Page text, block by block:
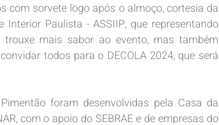
com sorvete logo após o almoço, cortesia da
Paulista - ASSIIP, que representando
mais sabor ao evento, mas também
todos para o DECOLA 2024, que será
foram desenvolvidas pela Casa da
com o apoio do SEBRAE e de empresas do